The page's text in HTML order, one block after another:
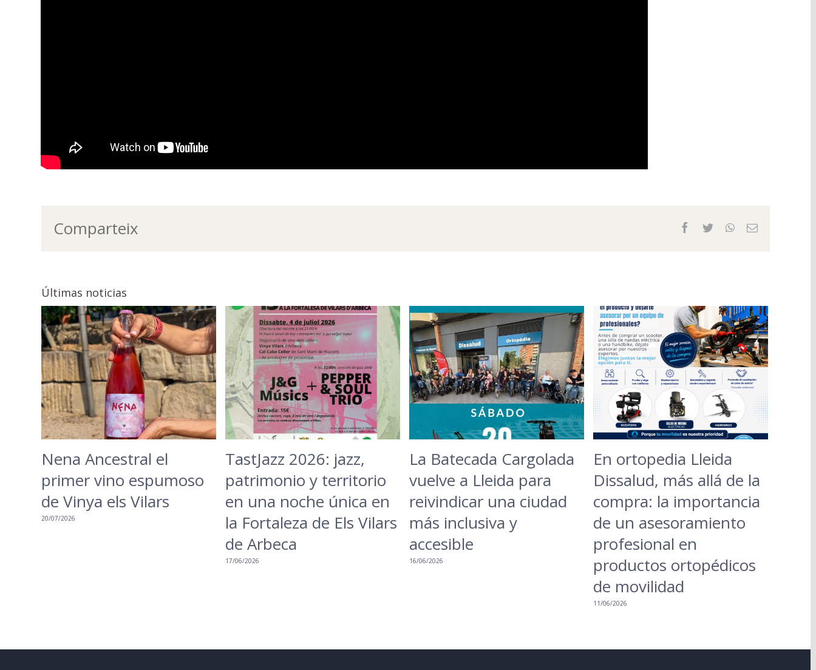
Comparteix Facebook
TwitterWhatsApp
Email
Últimas noticias
Nena Ancestral el
primer vino espumoso
de Vinya els Vilars
20/07/2026
TastJazz 2026: jazz,
patrimonio y territorio
en una noche única en
la Fortaleza de Els Vilars
de Arbeca
17/06/2026
La Batecada Cargolada
vuelve a Lleida para
reivindicar una ciudad
más inclusiva y
accesible
16/06/2026
En ortopedia Lleida
Dissalud, más allá de la
compra: la importancia
de un asesoramiento
profesional en
productos ortopédicos
de movilidad
11/06/2026